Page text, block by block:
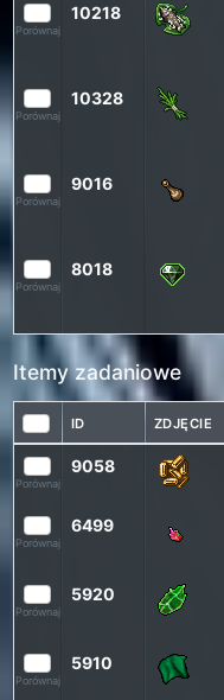
Porównaj
10218
Porównaj
10328
Porównaj
9016
Porównaj
8018
Itemy zadaniowe
ID ZDJĘCIE
Porównaj
9058
Porównaj
6499
Porównaj
5920
Porównaj
5910